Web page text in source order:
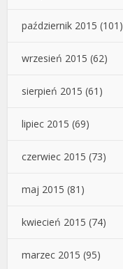
październik 2015 (101)
wrzesień 2015 (62)
sierpień 2015 (61)
lipiec 2015 (69)
czerwiec 2015 (73)
maj 2015 (81)
kwiecień 2015 (74)
marzec 2015 (95)